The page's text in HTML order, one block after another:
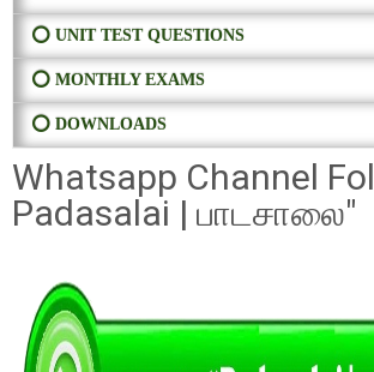
⭕ UNIT TEST QUESTIONS
⭕ MONTHLY EXAMS
⭕ DOWNLOADS
Whatsapp Channel
Padasalai | பாடசாலை"